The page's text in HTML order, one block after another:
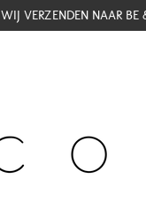
WIJ VERZENDEN NAAR